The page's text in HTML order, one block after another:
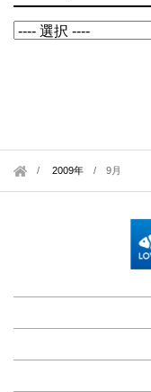
2009年 /9月